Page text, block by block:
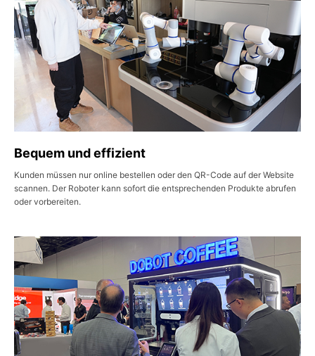
Bequem und effizient
Kunden müssen nur online bestellen oder den QR-Code auf der Website
scannen. Der Roboter kann sofort die entsprechenden Produkte abrufen
oder vorbereiten.